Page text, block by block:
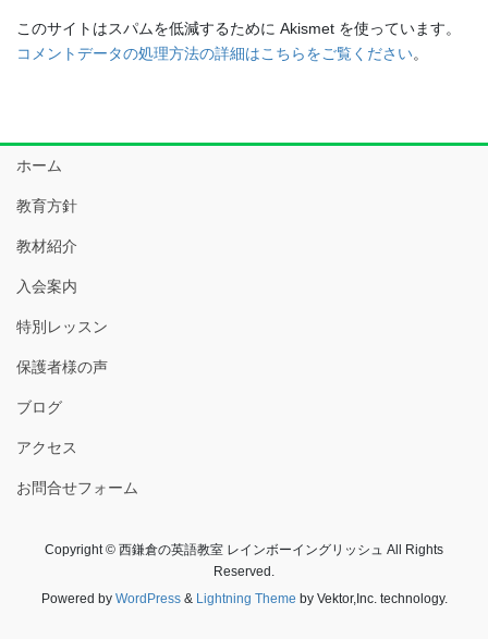
このサイトはスパムを低減するために Akismet を使っています。
コメントデータの処理方法の詳細はこちらをご覧ください。
ホーム
教育方針
教材紹介
入会案内
特別レッスン
保護者様の声
ブログ
アクセス
お問合せフォーム
Copyright © 西鎌倉の英語教室 レインボーイングリッシュ All Rights
Reserved.
Powered by WordPress& Lightning Theme by Vektor,Inc. technology.